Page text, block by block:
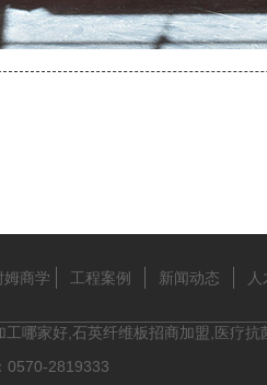
姆商学
工程案例 新闻动态
哪家好,石英纤维板招商加盟,医疗抗
0570-2819333